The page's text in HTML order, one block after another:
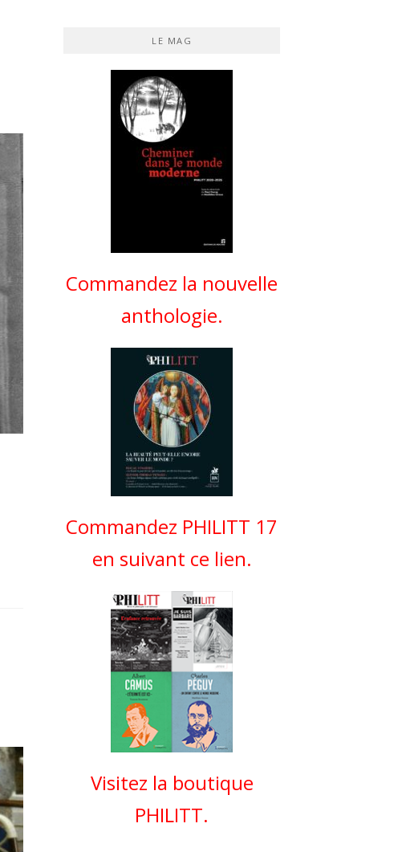
LE MAG
Commandez la nouvelle
anthologie.
Commandez PHILITT 17
en suivant ce lien.
Visitez la boutique
PHILITT.